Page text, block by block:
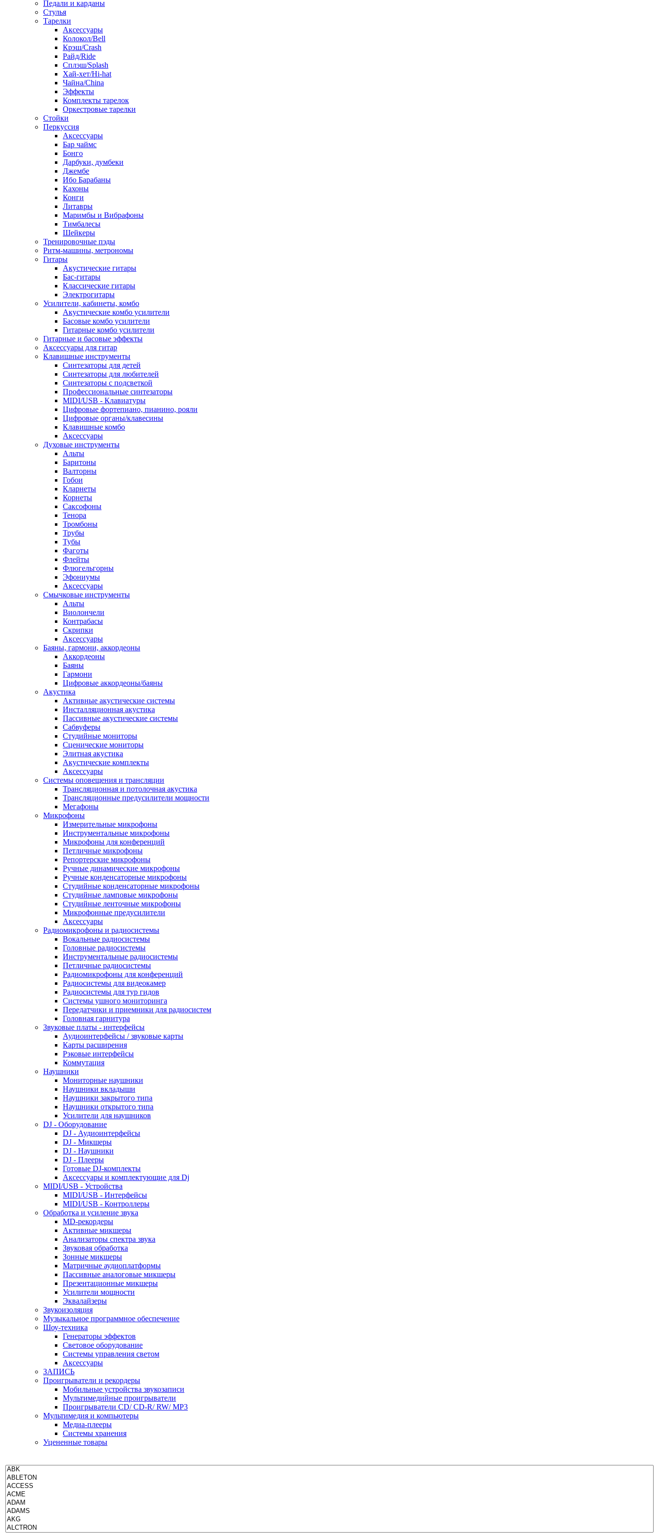
Педали и карданы
Стулья
Тарелки
Аксессуары
Колокол/Bell
Крэш/Crash
Райд/Ride
Сплэш/Splash
Хай-хет/Hi-hat
Чайна/China
Эффекты
Комплекты тарелок
Оркестровые тарелки
Стойки
Перкуссия
Аксессуары
Бар чаймс
Бонго
Дарбуки, думбеки
Джембе
Ибо Барабаны
Кахоны
Конги
Литавры
Маримбы и Вибрафоны
Тимбалесы
Шейкеры
Тренировочные пэды
Ритм-машины, метрономы
Гитары
Акустические гитары
Бас-гитары
Классические гитары
Электрогитары
Усилители, кабинеты, комбо
Акустические комбо усилители
Басовые комбо усилители
Гитарные комбо усилители
Гитарные и басовые эффекты
Аксессуары для гитар
Клавишные инструменты
Синтезаторы для детей
Синтезаторы для любителей
Синтезаторы с подсветкой
Профессиональные синтезаторы
MIDI/USB - Клавиатуры
Цифровые фортепиано, пианино, рояли
Цифровые органы/клавесины
Клавишные комбо
Аксессуары
Духовые инструменты
Альты
Баритоны
Валторны
Гобои
Кларнеты
Корнеты
Саксофоны
Тенора
Тромбоны
Трубы
Тубы
Фаготы
Флейты
Флюгельгорны
Эфониумы
Аксессуары
Смычковые инструменты
Альты
Виолончели
Контрабасы
Скрипки
Аксессуары
Баяны, гармони, аккордеоны
Аккордеоны
Баяны
Гармони
Цифровые аккордеоны/баяны
Акустика
Активные акустические системы
Инсталляционная акустика
Пассивные акустические системы
Сабвуферы
Студийные мониторы
Сценические мониторы
Элитная акустика
Акустические комплекты
Аксессуары
Системы оповещения и трансляции
Трансляционная и потолочная акустика
Трансляционные предусилители мощности
Мегафоны
Микрофоны
Измерительные микрофоны
Инструментальные микрофоны
Микрофоны для конференций
Петличные микрофоны
Репортерские микрофоны
Ручные динамические микрофоны
Ручные конденсаторные микрофоны
Студийные конденсаторные микрофоны
Студийные ламповые микрофоны
Студийные ленточные микрофоны
Микрофонные предусилители
Аксессуары
Радиомикрофоны и радиосистемы
Вокальные радиосистемы
Головные радиосистемы
Инструментальные радиосистемы
Петличные радиосистемы
Радиомикрофоны для конференций
Радиосистемы для видеокамер
Радиосистемы для тур гидов
Системы ушного мониторинга
Передатчики и приемники для радиосистем
Головная гарнитура
Звуковые платы - интерфейсы
Аудиоинтерфейсы / звуковые карты
Карты расширения
Рэковые интерфейсы
Коммутация
Наушники
Мониторные наушники
Наушники вкладыши
Наушники закрытого типа
Наушники открытого типа
Усилители для наушников
DJ - Оборудование
DJ - Аудиоинтерфейсы
DJ - Микшеры
DJ - Наушники
DJ - Плееры
Готовые DJ-комплекты
Аксессуары и комплектующие для Dj
MIDI/USB - Устройства
MIDI/USB - Интерфейсы
MIDI/USB - Контроллеры
Обработка и усиление звука
MD-рекордеры
Активные микшеры
Анализаторы спектра звука
Звуковая обработка
Зонные микшеры
Матричные аудиоплатформы
Пассивные аналоговые микшеры
Презентационные микшеры
Усилители мощности
Эквалайзеры
Звукоизоляция
Музыкальное программное обеспечение
Шоу-техника
Генераторы эффектов
Световое оборудование
Системы управления светом
Аксессуары
ЗАПИСЬ
Проигрыватели и рекордеры
Мобильные устройства звукозаписи
Мультимедийные проигрыватели
Проигрыватели CD/ CD-R/ RW/ MP3
Мультимедия и компьютеры
Медиа-плееры
Системы хранения
Уцененные товары